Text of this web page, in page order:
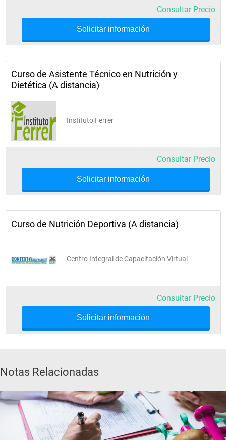
Consultar Precio
Solicitar información
Curso de Asistente Técnico en Nutrición y
Dietética (A distancia)
Instituto Ferrer
Consultar Precio
Solicitar información
Curso de Nutrición Deportiva (A distancia)
Centro Integral de Capacitación Virtual
Consultar Precio
Solicitar información
Notas Relacionadas